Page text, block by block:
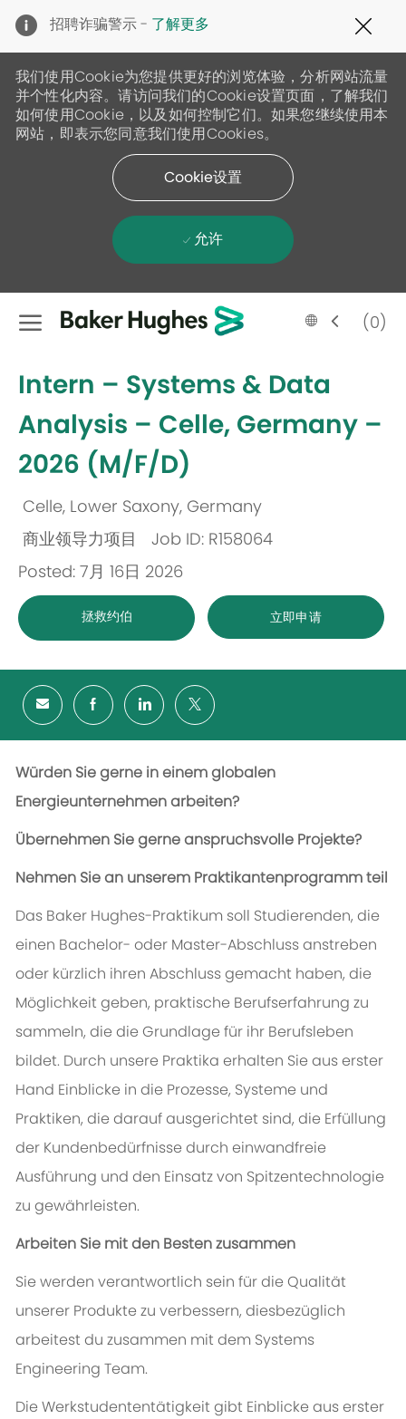
招聘诈骗警示 - 了解更多
19
我们使用Cookie为您提供更好的浏览体验，分析网站流量
并个性化内容。请访问我们的Cookie设置页面，了解我们
如何使用Cookie，以及如何控制它们。如果您继续使用本
网站，即表示您同意我们使用Cookies。
Cookie设置
允许
Skip to main content
Language
selected
Chinese(0)
Intern – Systems & Data
Analysis – Celle, Germany –
2026 (M/F/D)
Celle, Lower Saxony, Germany
商业领导力项目
Job ID: R158064
Posted: 7月 16日 2026
拯救约伯 立即申请
Würden Sie gerne in einem globalen
Energieunternehmen arbeiten?
Übernehmen Sie gerne anspruchsvolle Projekte?
Nehmen Sie an unserem Praktikantenprogramm teil
Das Baker Hughes-Praktikum soll Studierenden, die
einen Bachelor- oder Master-Abschluss anstreben
oder kürzlich ihren Abschluss gemacht haben, die
Möglichkeit geben, praktische Berufserfahrung zu
sammeln, die die Grundlage für ihr Berufsleben
bildet. Durch unsere Praktika erhalten Sie aus erster
Hand Einblicke in die Prozesse, Systeme und
Praktiken, die darauf ausgerichtet sind, die Erfüllung
der Kundenbedürfnisse durch einwandfreie
Ausführung und den Einsatz von Spitzentechnologie
zu gewährleisten.
Arbeiten Sie mit den Besten zusammen
Sie werden verantwortlich sein für die Qualität
unserer Produkte zu verbessern, diesbezüglich
arbeitest du zusammen mit dem Systems
Engineering Team.
Die Werkstudententätigkeit gibt Einblicke aus erster